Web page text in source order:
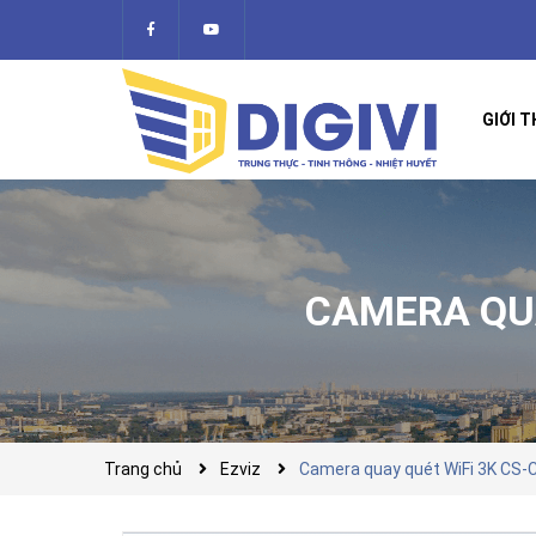
GIỚI
CAMERA
Trang chủ Ezviz Camera quay quét WiFi 3K CS-